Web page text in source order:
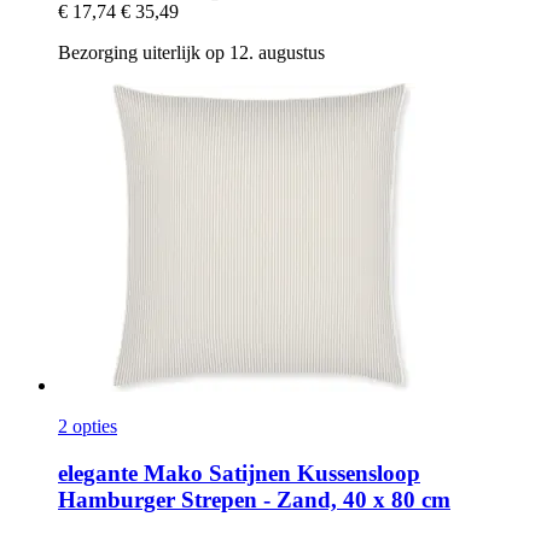
€ 17,74 € 35,49
Bezorging uiterlijk op 12. augustus
2 opties
elegante Mako Satijnen Kussensloop
Hamburger Strepen -​ Zand, 40 x 80 cm